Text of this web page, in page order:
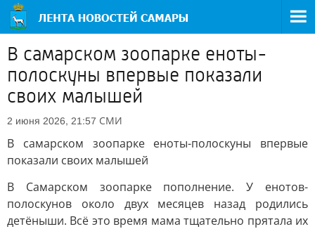
В самарском зоопарке еноты-
полоскуны впервые показали
своих малышей
2 июня 2026, 21:57 СМИ
В самарском зоопарке еноты-полоскуны впервые
показали своих малышей
В Самарском зоопарке пополнение. У енотов-
полоскунов около двух месяцев назад родились
детёныши. Всё это время мама тщательно прятала их